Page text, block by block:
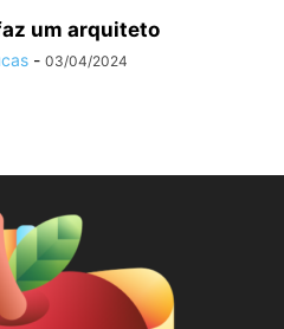
um arquiteto
- 03/04/2024